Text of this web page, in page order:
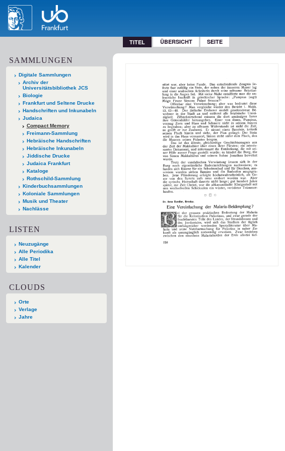
TITEL ÜBERSICHT SEITE
SAMMLUNGEN
Digitale Sammlungen
Archiv der
Universitätsbibliothek JCS
Biologie
Frankfurt und Seltene Drucke
Handschriften und Inkunabeln
Judaica
Compact Memory
Freimann-Sammlung
Hebräische Handschriften
Hebräische Inkunabeln
Jiddische Drucke
Judaica Frankfurt
Kataloge
Rothschild-Sammlung
Kinderbuchsammlungen
Koloniale Sammlungen
Musik und Theater
Nachlässe
LISTEN
Neuzugänge
Alle Periodika
Alle Titel
Kalender
CLOUDS
Orte
Verlage
Jahre